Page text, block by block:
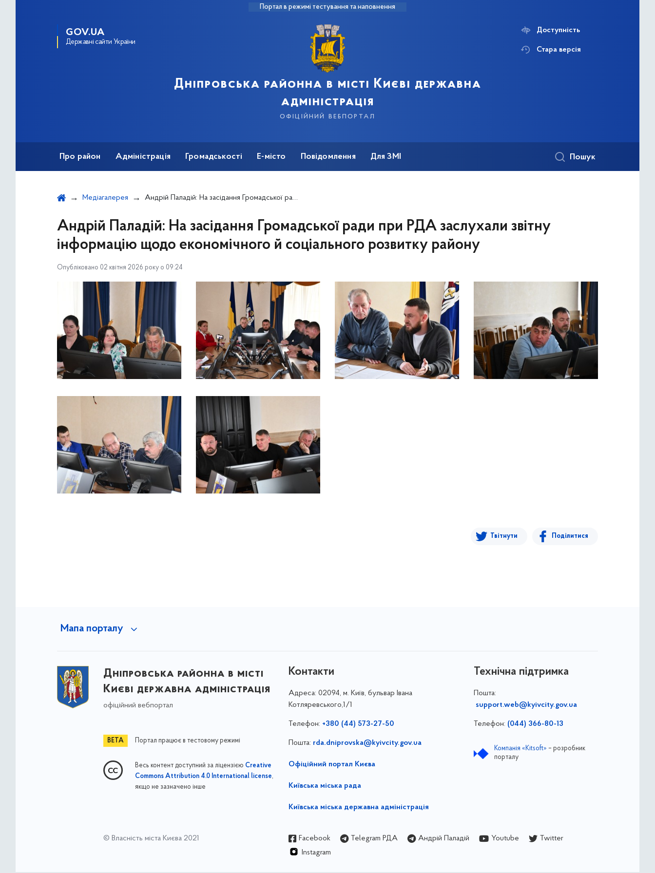
Портал в режимі тестування та наповнення
GOV.UA
Державні сайти України
Дніпровська районна в місті Києві державна
адміністрація
офіційний вебпортал
Доступність
Стара версія
Про район Адміністрація Громадськості Е-місто Повідомлення Для ЗМІ Пошук
Медіагалерея Андрій Паладій: На засідання Громадської ради при РДА заслухали звітну інформацію щодо економічного й соціального розвитку району
Андрій Паладій: На засідання Громадської ради при РДА заслухали звітну
інформацію щодо економічного й соціального розвитку району
Опубліковано 02 квітня 2026 року о 09:24
Твітнути Поділитися
Мапа порталу
Дніпровська районна в місті
Києві державна адміністрація
офіційний вебпортал
Портал працює в тестовому режимі
Весь контент доступний за ліцензією Creative
Commons Attribution 4.0 International license,
якщо не зазначено інше
Контакти
Адреса: 02094, м. Київ, бульвар Івана
Котляревського,1/1
Телефон: +380 (44) 573-27-50
Пошта: rda.dniprovska@kyivcity.gov.ua
Офіційний портал Києва
Київська міська рада
Київська міська державна адміністрація
Технічна підтримка
Пошта:
support.web@kyivcity.gov.ua
Телефон: (044) 366-80-13
Компанія «Kitsoft» – розробник
порталу
© Власність міста Києва 2021 Facebook Telegram РДА Андрій Паладій Youtube
Twitter
Instagram